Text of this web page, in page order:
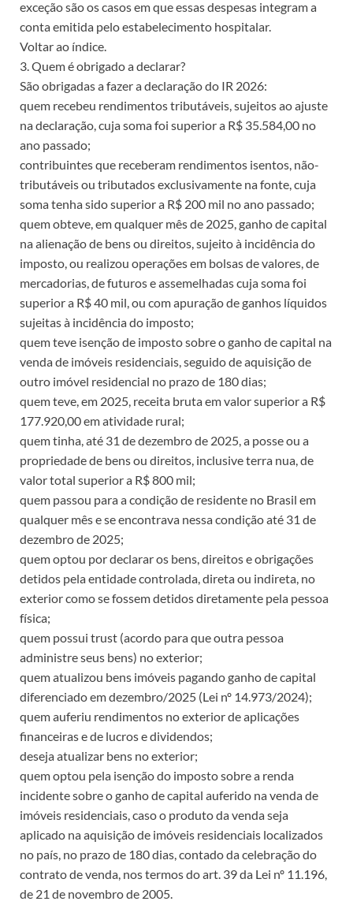
exceção são os casos em que essas despesas integram a
conta emitida pelo estabelecimento hospitalar.
Voltar ao índice.
3. Quem é obrigado a declarar?
São obrigadas a fazer a declaração do IR 2026:
quem recebeu rendimentos tributáveis, sujeitos ao ajuste
na declaração, cuja soma foi superior a R$ 35.584,00 no
ano passado;
contribuintes que receberam rendimentos isentos, não-
tributáveis ou tributados exclusivamente na fonte, cuja
soma tenha sido superior a R$ 200 mil no ano passado;
quem obteve, em qualquer mês de 2025, ganho de capital
na alienação de bens ou direitos, sujeito à incidência do
imposto, ou realizou operações em bolsas de valores, de
mercadorias, de futuros e assemelhadas cuja soma foi
superior a R$ 40 mil, ou com apuração de ganhos líquidos
sujeitas à incidência do imposto;
quem teve isenção de imposto sobre o ganho de capital na
venda de imóveis residenciais, seguido de aquisição de
outro imóvel residencial no prazo de 180 dias;
quem teve, em 2025, receita bruta em valor superior a R$
177.920,00 em atividade rural;
quem tinha, até 31 de dezembro de 2025, a posse ou a
propriedade de bens ou direitos, inclusive terra nua, de
valor total superior a R$ 800 mil;
quem passou para a condição de residente no Brasil em
qualquer mês e se encontrava nessa condição até 31 de
dezembro de 2025;
quem optou por declarar os bens, direitos e obrigações
detidos pela entidade controlada, direta ou indireta, no
exterior como se fossem detidos diretamente pela pessoa
física;
quem possui trust (acordo para que outra pessoa
administre seus bens) no exterior;
quem atualizou bens imóveis pagando ganho de capital
diferenciado em dezembro/2025 (Lei nº 14.973/2024);
quem auferiu rendimentos no exterior de aplicações
financeiras e de lucros e dividendos;
deseja atualizar bens no exterior;
quem optou pela isenção do imposto sobre a renda
incidente sobre o ganho de capital auferido na venda de
imóveis residenciais, caso o produto da venda seja
aplicado na aquisição de imóveis residenciais localizados
no país, no prazo de 180 dias, contado da celebração do
contrato de venda, nos termos do art. 39 da Lei nº 11.196,
de 21 de novembro de 2005.